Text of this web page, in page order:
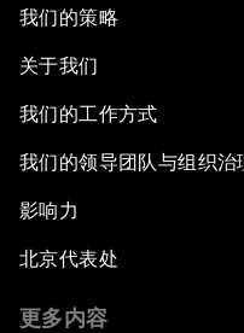
我们的策略
关于我们
我们的工作方式
我们的领导团队与组织治
影响力
北京代表处
更多内容